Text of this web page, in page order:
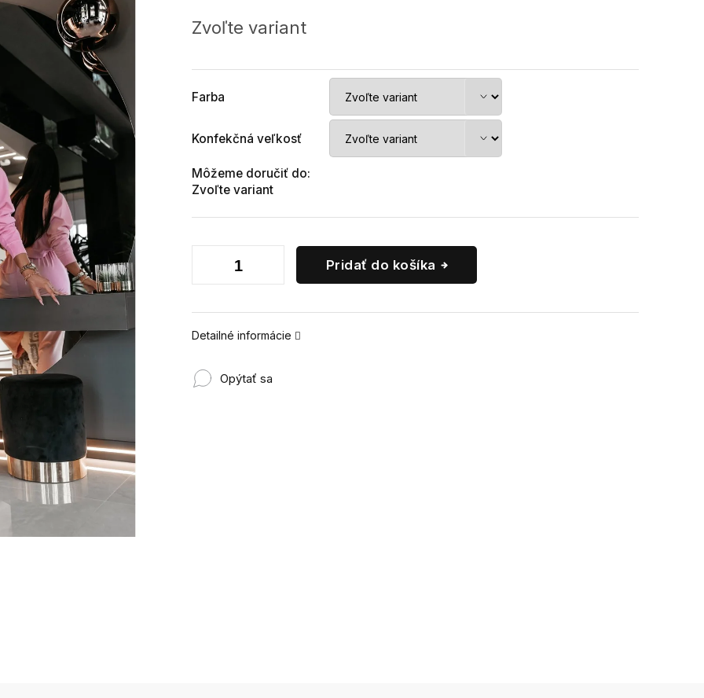
cena:
Zvoľte variant
Farba
Konfekčná veľkosť
Môžeme doručiť do:
Zvoľte variant
Pridať do košíka
Detailné informácie
Opýtať sa